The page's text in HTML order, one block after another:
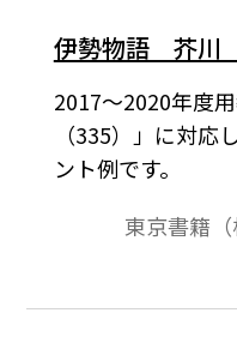
伊勢物語 芥川
2017～2020年度
（335）」に対応
ント例です。
東京書籍